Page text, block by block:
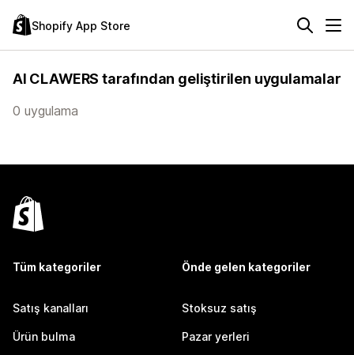
Shopify App Store
AI CLAWERS tarafından geliştirilen uygulamalar
0 uygulama
Tüm kategoriler
Satış kanalları
Ürün bulma
Önde gelen kategoriler
Stoksuz satış
Pazar yerleri